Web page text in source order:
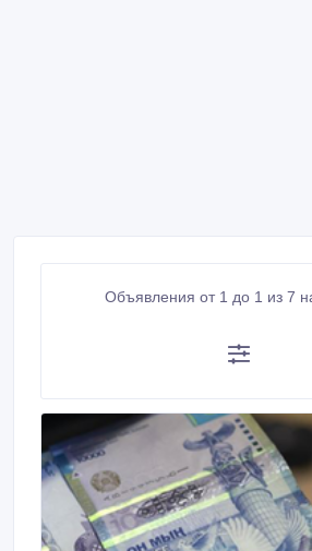
Объявления от 1 до 1 из 7